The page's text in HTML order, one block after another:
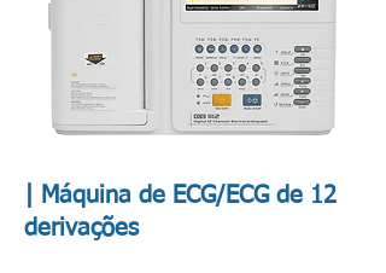
Máquina de ECG/ECG de 12
derivações